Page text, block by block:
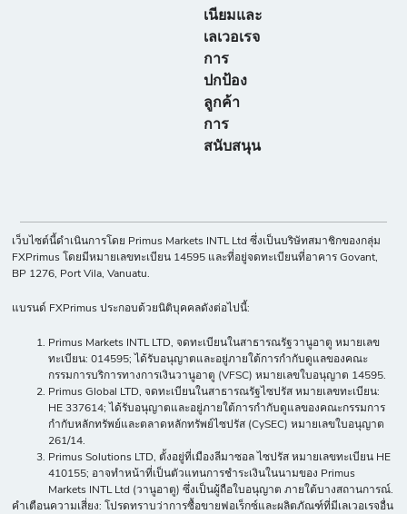
เนียมและ
เลเวอเรจ
การ
ปกป้อง
ลูกค้า
การ
สนับสนุน
เว็บไซต์นี้ดำเนินการโดย Primus Markets INTL Ltd ซึ่งเป็นบริษัทสมาชิกของกลุ่ม
FXPrimus โดยมีหมายเลขทะเบียน 14595 และที่อยู่จดทะเบียนที่อาคาร Govant,
BP 1276, Port Vila, Vanuatu.
แบรนด์ FXPrimus ประกอบด้วยนิติบุคคลดังต่อไปนี้:
Primus Markets INTL LTD, จดทะเบียนในสาธารณรัฐวานูอาตู หมายเลข
ทะเบียน: 014595; ได้รับอนุญาตและอยู่ภายใต้การกำกับดูแลของคณะ
กรรมการบริการทางการเงินวานูอาตู (VFSC) หมายเลขใบอนุญาต 14595.
Primus Global LTD, จดทะเบียนในสาธารณรัฐไซปรัส หมายเลขทะเบียน:
HE 337614; ได้รับอนุญาตและอยู่ภายใต้การกำกับดูแลของคณะกรรมการ
กำกับหลักทรัพย์และตลาดหลักทรัพย์ไซปรัส (CySEC) หมายเลขใบอนุญาต
261/14.
Primus Solutions LTD, ตั้งอยู่ที่เมืองลีมาซอล ไซปรัส หมายเลขทะเบียน HE
410155; อาจทำหน้าที่เป็นตัวแทนการชำระเงินในนามของ Primus
Markets INTL Ltd (วานูอาตู) ซึ่งเป็นผู้ถือใบอนุญาต ภายใต้บางสถานการณ์.
คำเตือนความเสี่ยง: โปรดทราบว่าการซื้อขายฟอเร็กซ์และผลิตภัณฑ์ที่มีเลเวอเรจอื่น